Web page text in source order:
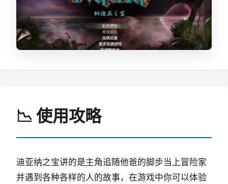
📉 使用攻略
迪亚纳之宝讲的是主角追随他爸的脚步当上冒险家
并遇到各种各样的人的故事，在游戏中你可以体验